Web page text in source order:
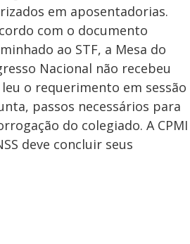
em aposentadorias.
com o documento
ao STF, a Mesa do
Nacional não recebeu
o requerimento em sessão
passos necessários para
do colegiado. A CPMI
deve concluir seus